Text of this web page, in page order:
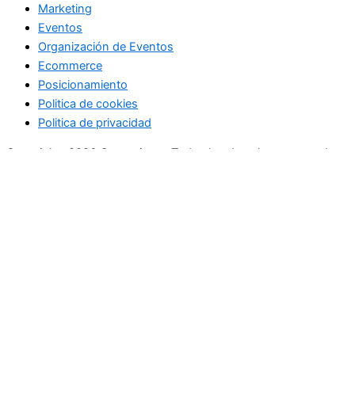
Marketing
Eventos
Organización de Eventos
Ecommerce
Posicionamiento
Politica de cookies
Politica de privacidad
Copyright+2026 Comunistes. Todos los derechos reservados.